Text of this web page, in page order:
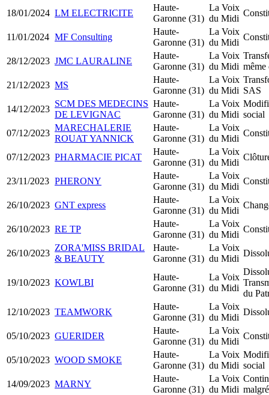
18/01/2024 LM ELECTRICITE
Haute-
Garonne (31)
La Voix
du Midi
11/01/2024 MF Consulting
Haute-
Garonne (31)
La Voix
du Midi
28/12/2023 JMC LAURALINE
Haute-
Garonne (31)
La Voix
du Midi même
21/12/2023 MS
Haute-
Garonne (31)
La Voix
du Midi SAS
14/12/2023
SCM DES MEDECINS
DE LEVIGNAC
Haute-
Garonne (31)
La Voix
du Midi social
07/12/2023
MARECHALERIE
ROUAT YANNICK
Haute-
Garonne (31)
La Voix
du Midi
07/12/2023 PHARMACIE PICAT
Haute-
Garonne (31)
La Voix
du Midi
23/11/2023 PHERONY
Haute-
Garonne (31)
La Voix
du Midi
26/10/2023 GNT express
Haute-
Garonne (31)
La Voix
du Midi
26/10/2023 RE TP
Haute-
Garonne (31)
La Voix
du Midi
26/10/2023
ZORA'MISS BRIDAL
& BEAUTY
Haute-
Garonne (31)
La Voix
du Midi
19/10/2023 KOWLBI
Haute-
Garonne (31)
La Voix
du Midi
du
12/10/2023 TEAMWORK
Haute-
Garonne (31)
La Voix
du Midi
05/10/2023 GUERIDER
Haute-
Garonne (31)
La Voix
du Midi
05/10/2023 WOOD SMOKE
Haute-
Garonne (31)
La Voix
du Midi social
14/09/2023 MARNY
Haute-
Garonne (31)
La Voix
du Midi